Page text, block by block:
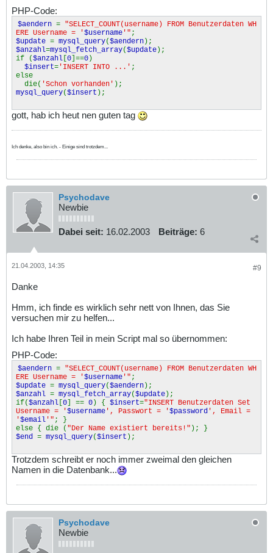
PHP-Code:
$aendern = "SELECT_COUNT(username) FROM Benutzerdaten WH
ERE Username = '$username '" ;
$update = mysql_query($aendern);
$anzahl=mysql_fetch_array($update);
if ($anzahl [0]==0)
$insert= 'INSERT INTO ...' ;
else
die( 'Schon vorhanden' );
mysql_query($insert );
gott, hab ich heut nen guten tag
Ich denke, also bin ich. - Einige sind trotzdem...
Psychodave
Newbie
Dabei seit: 16.02.2003 Beiträge: 6
#9
21.04.2003, 14:35
Danke
Hmm, ich finde es wirklich sehr nett von Ihnen, das Sie
versuchen mir zu helfen...
Ich habe Ihren Teil in mein Script mal so übernommen:
PHP-Code:
$aendern = "SELECT_COUNT(username) FROM Benutzerdaten WH
ERE Username = '$username '" ;
$update = mysql_query($aendern);
$anzahl = mysql_fetch_array($update);
if($anzahl [0] == 0) { $insert="INSERT Benutzerdaten Set
Username = '$username ', Passwort = '$password ', Email =
'$email '" ; }
else { die ( "Der Name existiert bereits!" ); }
$end = mysql_query($insert );
Trotzdem schreibt er noch immer zweimal den gleichen
Namen in die Datenbank...
Psychodave
Newbie